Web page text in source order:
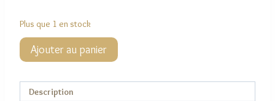
Plus que 1 en stock
quantité
Anneau
Ajouter au panier
Description